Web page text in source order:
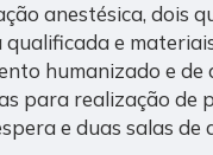
anestésica, dois
qualificada e
humanizado e de
para realização de
e duas salas de